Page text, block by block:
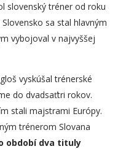
slovenský tréner od roku
sa stal hlavným
vybojoval v najvyššej
vyskúšal trénerské
do dvadsaťtri rokov.
stali majstrami Európy.
trénerom Slovana
období dva tituly